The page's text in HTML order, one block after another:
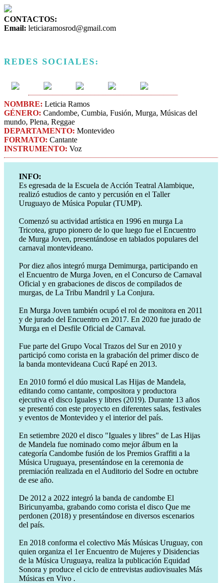
CONTACTOS:
Email: leticiaramosrod@gmail.com
REDES SOCIALES:
NOMBRE: Leticia Ramos
GÉNERO: Candombe, Cumbia, Fusión, Murga, Músicas del
mundo, Plena, Reggae
DEPARTAMENTO: Montevideo
FORMATO: Cantante
INSTRUMENTO: Voz
INFO:
Es egresada de la Escuela de Acción Teatral Alambique,
realizó estudios de canto y percusión en el Taller
Uruguayo de Música Popular (TUMP).
Comenzó su actividad artística en 1996 en murga La
Tricotea, grupo pionero de lo que luego fue el Encuentro
de Murga Joven, presentándose en tablados populares del
carnaval montevideano.
Por diez años integró murga Demimurga, participando en
el Encuentro de Murga Joven, en el Concurso de Carnaval
Oficial y en grabaciones de discos de compilados de
murgas, de La Tribu Mandril y La Conjura.
En Murga Joven también ocupó el rol de monitora en 2011
y de jurado del Encuentro en 2017. En 2020 fue jurado de
Murga en el Desfile Oficial de Carnaval.
Fue parte del Grupo Vocal Trazos del Sur en 2010 y
participó como corista en la grabación del primer disco de
la banda montevideana Cucú Rapé en 2013.
En 2010 formó el dúo musical Las Hijas de Mandela,
editando como cantante, compositora y productora
ejecutiva el disco Iguales y libres (2019). Durante 13 años
se presentó con este proyecto en diferentes salas, festivales
y eventos de Montevideo y el interior del país.
En setiembre 2020 el disco "Iguales y libres" de Las Hijas
de Mandela fue nominado como mejor álbum en la
categoría Candombe fusión de los Premios Graffiti a la
Música Uruguaya, presentándose en la ceremonia de
premiación realizada en el Auditorio del Sodre en octubre
de ese año.
De 2012 a 2022 integró la banda de candombe El
Biricunyamba, grabando como corista el disco Que me
perdonen (2018) y presentándose en diversos escenarios
del país.
En 2018 conforma el colectivo Más Músicas Uruguay, con
quien organiza el 1er Encuentro de Mujeres y Disidencias
de la Música Uruguaya, realiza la publicación Equidad
Sonora y produce el ciclo de entrevistas audiovisuales Más
Músicas en Vivo .